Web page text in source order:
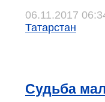
06.11.2017
Татарстан
Судьба